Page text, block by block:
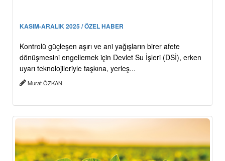
KASIM-ARALIK 2025 / ÖZEL HABER
Kontrolü güçleşen aşırı ve ani yağışların birer afete
dönüşmesini engellemek için Devlet Su İşleri (DSİ), erken
uyarı teknolojileriyle taşkına, yerleş...
Murat ÖZKAN